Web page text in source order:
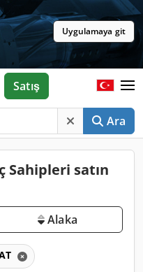
Uygulamaya git
Ara
Satış
Sahipleri satın
Alaka